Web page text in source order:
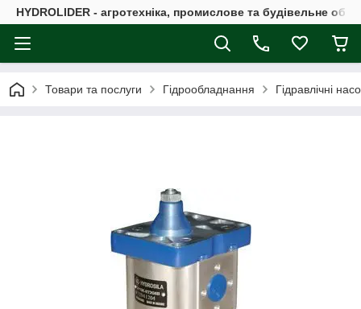
HYDROLIDER - агротехніка, промислове та будівельне
Товари та послуги Гідрообладнання Гідравлічні